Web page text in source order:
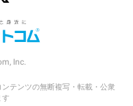
Inc.
テンツの無断複写・転載・公衆
す